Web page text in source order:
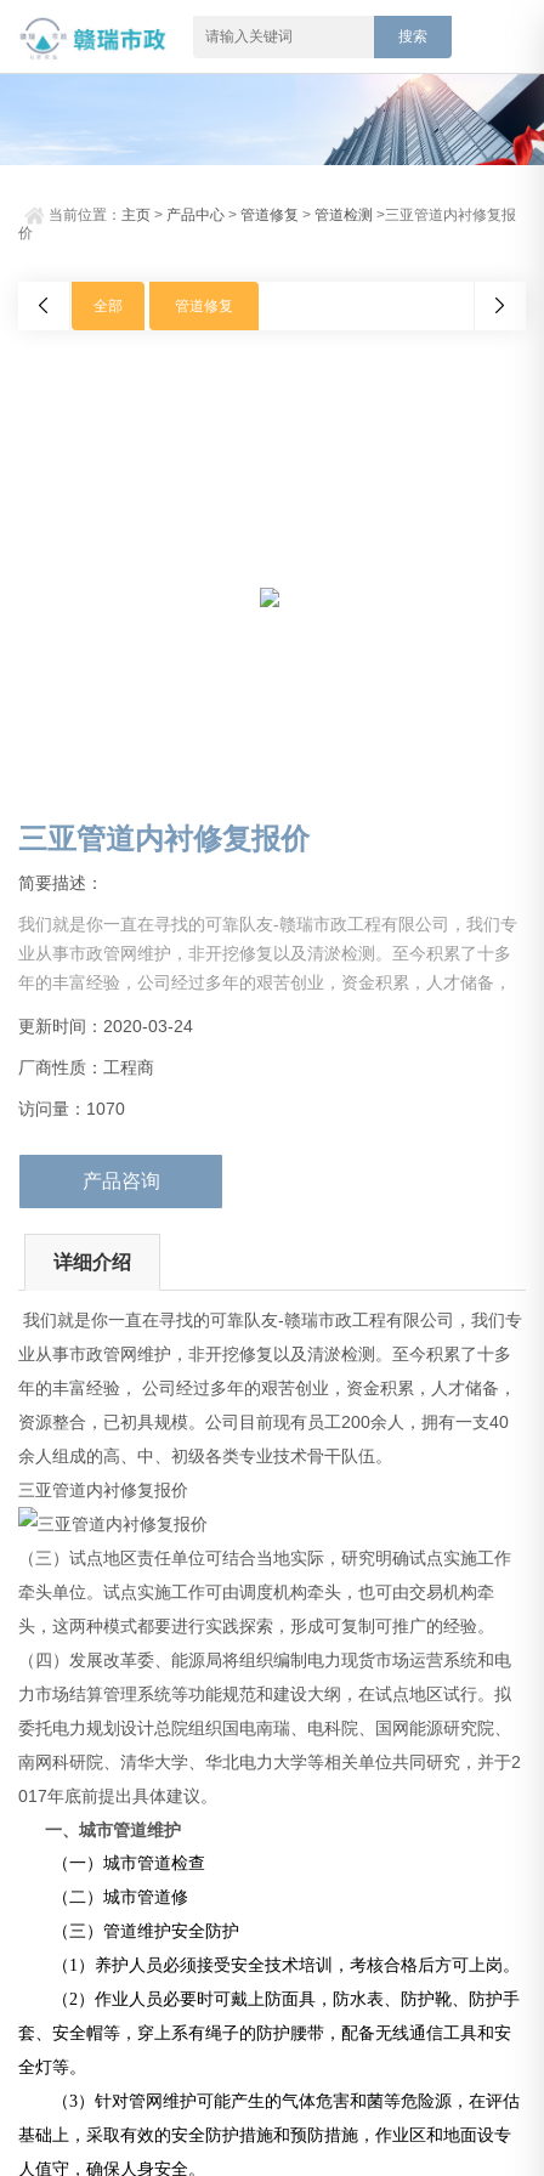
当前位置： 主页 > 产品中心 >管道修复 >管道检测 >三亚管道内衬修复报
价
全部 管道修复
三亚管道内衬修复报价
简要描述：
我们就是你一直在寻找的可靠队友-赣瑞市政工程有限公司，我们专
业从事市政管网维护，非开挖修复以及清淤检测。至今积累了十多
年的丰富经验，公司经过多年的艰苦创业，资金积累，人才储备，
余人组成的高、中、初级各类专业技术骨干队伍。
三亚管道内衬修复报价
（三）试点地区责任单位可结合当地实际，研究明确试点实施工作
更新时间：2020-03-24
厂商性质：工程商
访问量：1070
产品咨询
详细介绍
我们就是你一直在寻找的可靠队友-赣瑞市政工程有限公司，我们专
业从事市政管网维护，非开挖修复以及清淤检测。至今积累了十多
年的丰富经验， 公司经过多年的艰苦创业，资金积累，人才储备，
资源整合，已初具规模。公司目前现有员工200余人，拥有一支40
余人组成的高、中、初级各类专业技术骨干队伍。
三亚管道内衬修复报价
（三）试点地区责任单位可结合当地实际，研究明确试点实施工作
牵头单位。试点实施工作可由调度机构牵头，也可由交易机构牵
头，这两种模式都要进行实践探索，形成可复制可推广的经验。
（四）发展改革委、能源局将组织编制电力现货市场运营系统和电
力市场结算管理系统等功能规范和建设大纲，在试点地区试行。拟
委托电力规划设计总院组织国电南瑞、电科院、国网能源研究院、
南网科研院、清华大学、华北电力大学等相关单位共同研究，并于2
017年底前提出具体建议。
一、城市管道维护
（一）城市管道检查
（二）城市管道修
（三）管道维护安全防护
（1）养护人员必须接受安全技术培训，考核合格后方可上岗。
（2）作业人员必要时可戴上防面具，防水表、防护靴、防护手
套、安全帽等，穿上系有绳子的防护腰带，配备无线通信工具和安
全灯等。
（3）针对管网维护可能产生的气体危害和菌等危险源，在评估
基础上，采取有效的安全防护措施和预防措施，作业区和地面设专
人值守，确保人身安全。